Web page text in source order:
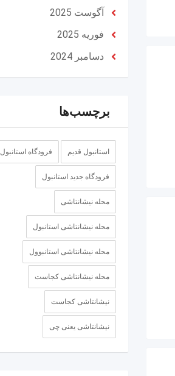
آگوست 2025
فوریه 2025
دسامبر 2024
برچسب‌ها
استانبول قدیم فرودگاه استانبول
فرودگاه جدید استانبول
محله نیشانتاشی
محله نیشانتاشی استانبول
محله نیشانتاشی استانبوول
محله نیشانتاشی کجاست
نیشانتاشی کجاست
نیشانتاشی یعنی چی